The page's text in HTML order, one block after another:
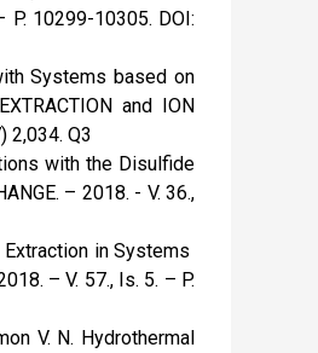
P. 10299-10305. DOI:
Systems based on
and ION
2,034. Q3
with the Disulfide
– 2018. - V. 36.,
Extraction in Systems
– V. 57., Is. 5. – P.
V. N. Hydrothermal